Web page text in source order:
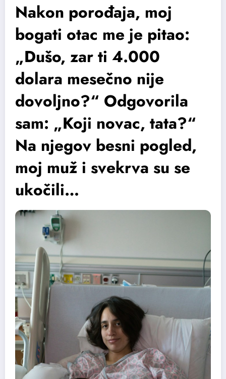
Nakon porođaja, moj
bogati otac me je pitao:
„Dušo, zar ti 4.000
dolara mesečno nije
dovoljno?“ Odgovorila
sam: „Koji novac, tata?“
Na njegov besni pogled,
moj muž i svekrva su se
ukočili…